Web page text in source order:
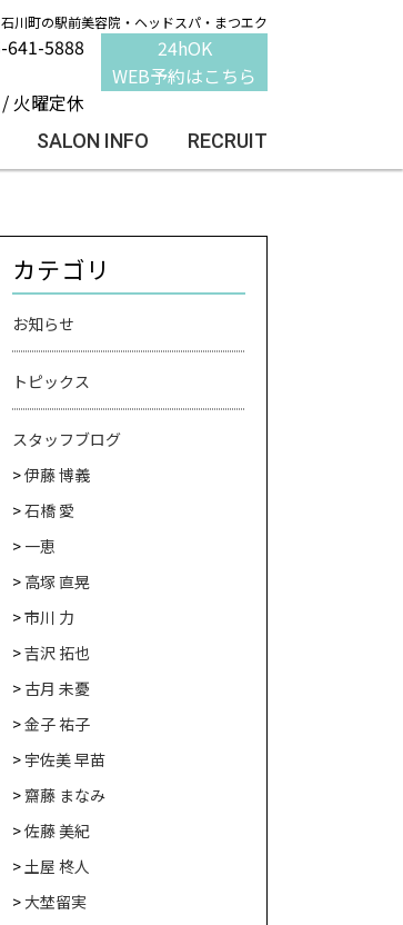
川町の駅前美容院・ヘッドスパ・まつエク
641-5888
火曜定休
24hOK
WEB予約はこちら
SALON INFO RECRUIT
カテゴリ
お知らせ
トピックス
スタッフブログ
伊藤 博義
石橋 愛
一恵
高塚 直晃
市川 力
吉沢 拓也
古月 未憂
金子 祐子
宇佐美 早苗
齋藤 まなみ
佐藤 美紀
土屋 柊人
大埜留実